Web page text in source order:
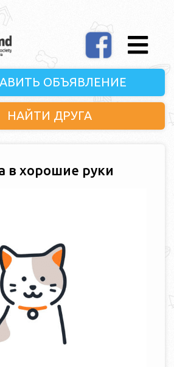
ОБЪЯВЛЕНИЕ
НАЙТИ ДРУГА
в хорошие руки